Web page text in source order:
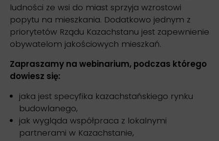
ludności ze wsi do miast sprzyja wzrostowi
popytu na mieszkania. Dodatkowo jednym z
priorytetów Rządu Kazachstanu jest zapewnienie
obywatelom jakościowych mieszkań.
Zapraszamy na webinarium, podczas którego
dowiesz się:
jaka jest specyfika kazachstańskiego rynku
budowlanego,
jak wygląda współpraca z lokalnymi
partnerami w Kazachstanie,